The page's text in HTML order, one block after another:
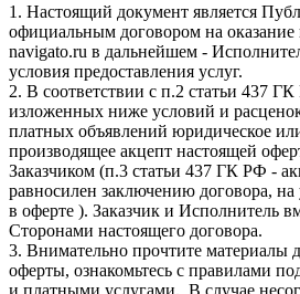
1. Настоящий документ является
официальным договором на оказание
navigato.ru в дальнейшем -
условия предоставления услуг.
2. В соответствии с п.2 статьи 437
изложенных ниже условий и
платных объявлений юридическое
производящее акцепт настоящей
Заказчиком (п.3 статьи 437 ГК РФ -
равносилен заключению договора,
в оферте ). Заказчик и Исполнитель
Сторонами настоящего договора.
3. Внимательно прочтите материалы
оферты, ознакомьтесь с правилами
и платными услугами. В случае